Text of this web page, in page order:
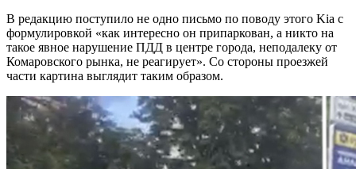
В редакцию поступило не одно письмо по поводу этого Kia c
формулировкой «как интересно он припаркован, а никто на
такое явное нарушение ПДД в центре города, неподалеку от
Комаровского рынка, не реагирует». Со стороны проезжей
части картина выглядит таким образом.